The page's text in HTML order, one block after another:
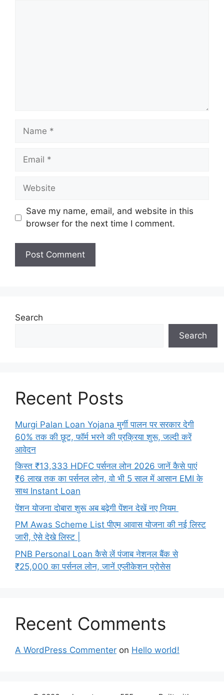
Name
Email
Website
Save my name, email, and website in this
browser for the next time I comment.
Search
Search
Recent Posts
Murgi Palan Loan Yojana मुर्गी पालन पर सरकार देगी
60% तक की छूट, फॉर्म भरने की प्रक्रिया शुरू, जल्दी करें
आवेदन
किस्त ₹13,333 HDFC पर्सनल लोन 2026 जानें कैसे पाएं
₹6 लाख तक का पर्सनल लोन, वो भी 5 साल में आसान EMI के
साथ Instant Loan
पेंशन योजना दोबारा शुरू अब बढ़ेगी पेंशन देखें नए नियम
PM Awas Scheme List पीएम आवास योजना की नई लिस्ट
जारी, ऐसे देखे लिस्ट |
PNB Personal Loan कैसे लें पंजाब नेशनल बैंक से
₹25,000 का पर्सनल लोन, जानें एप्लीकेशन प्रोसेस
Recent Comments
A WordPress Commenter on Hello world!